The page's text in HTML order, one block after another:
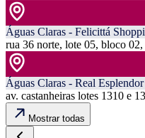
Águas Claras - Felicittá
rua 36 norte, lote 05, bloco
Águas Claras - Real Esplendor
av. castanheiras lotes 1310 e
Mostrar todas